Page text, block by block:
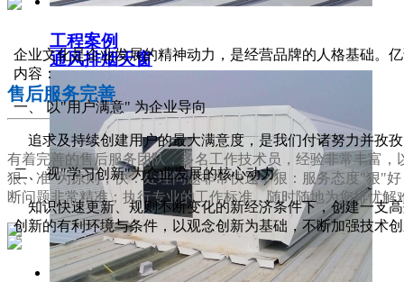
通风排烟天窗
工程案例
03
售后服务完善
有着完善的售后服务团队，多名工作技术员，经验非常丰富，
狠、准"为原则，快：处理问题非常快速；狠：服务态度"狠"
断问题非常精准；执行专业的工作标准，随时随地为您排忧解
企业文化是企业发展的精神动力，是经营品牌的人格基础。
内容：
一、 以"用户满意" 为企业导向
追求及持续创建用户的最大满意度，是我们付诸努力并孜
二、 视"学习创新"为企业发展的核心动力
知识快速更新、规则不断变化的新经济条件下，创建一支
创新的有利环境与条件，以观念创新为基础，不断加强技术